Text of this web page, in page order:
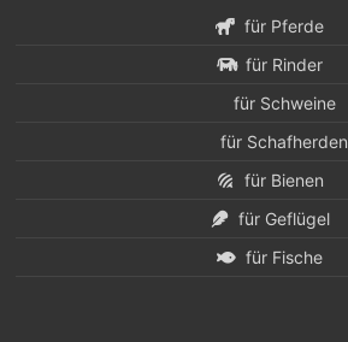
für Pferde
für Rinder
für Schweine
für Schafherden
für Bienen
für Geflügel
für Fische